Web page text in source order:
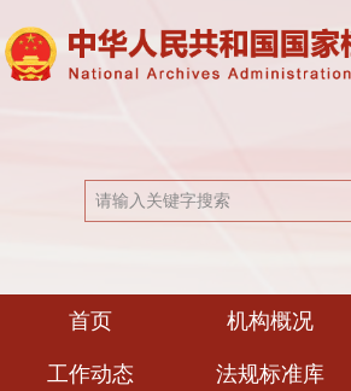
首页 机构概况
工作动态 法规标准库